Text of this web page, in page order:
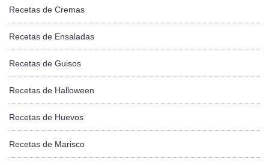
Recetas de Cremas
Recetas de Ensaladas
Recetas de Guisos
Recetas de Halloween
Recetas de Huevos
Recetas de Marisco